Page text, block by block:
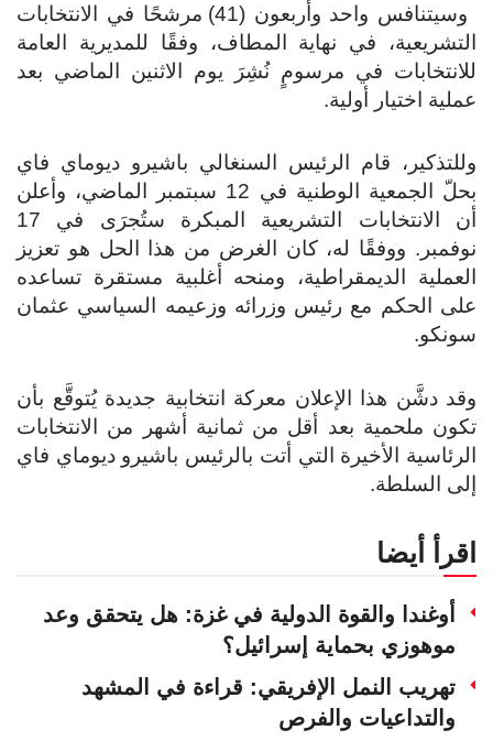
وسيتنافس واحد وأربعون (41) مرشحًا في الانتخابات
التشريعية، في نهاية المطاف، وفقًا للمديرية العامة
للانتخابات في مرسومٍ نُشِرَ يوم الاثنين الماضي بعد
عملية اختيار أولية.
وللتذكير، قام الرئيس السنغالي باشيرو ديوماي فاي
بحلّ الجمعية الوطنية في 12 سبتمبر الماضي، وأعلن
أن الانتخابات التشريعية المبكرة ستُجرَى في 17
نوفمبر. ووفقًا له، كان الغرض من هذا الحل هو تعزيز
العملية الديمقراطية، ومنحه أغلبية مستقرة تساعده
على الحكم مع رئيس وزرائه وزعيمه السياسي عثمان
سونكو.
وقد دشَّن هذا الإعلان معركة انتخابية جديدة يُتوقَّع بأن
تكون ملحمية بعد أقل من ثمانية أشهر من الانتخابات
الرئاسية الأخيرة التي أتت بالرئيس باشيرو ديوماي فاي
إلى السلطة.
اقرأ أيضا
أوغندا والقوة الدولية في غزة: هل يتحقق وعد
موهوزي بحماية إسرائيل؟
تهريب النمل الإفريقي: قراءة في المشهد
والتداعيات والفرص